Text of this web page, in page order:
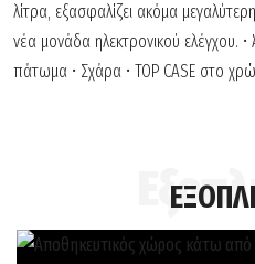
λίτρα, εξασφαλίζει ακόμα
νέα μονάδα ηλεκτρονικού ελέγχου. •
πάτωμα • Σχάρα • TOP CASE στο